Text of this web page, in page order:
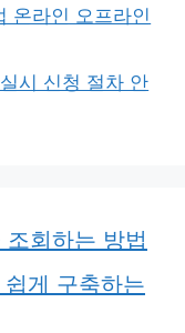
온라인 오프라인
시 신청 절차 안
회하는 방법
게 구축하는